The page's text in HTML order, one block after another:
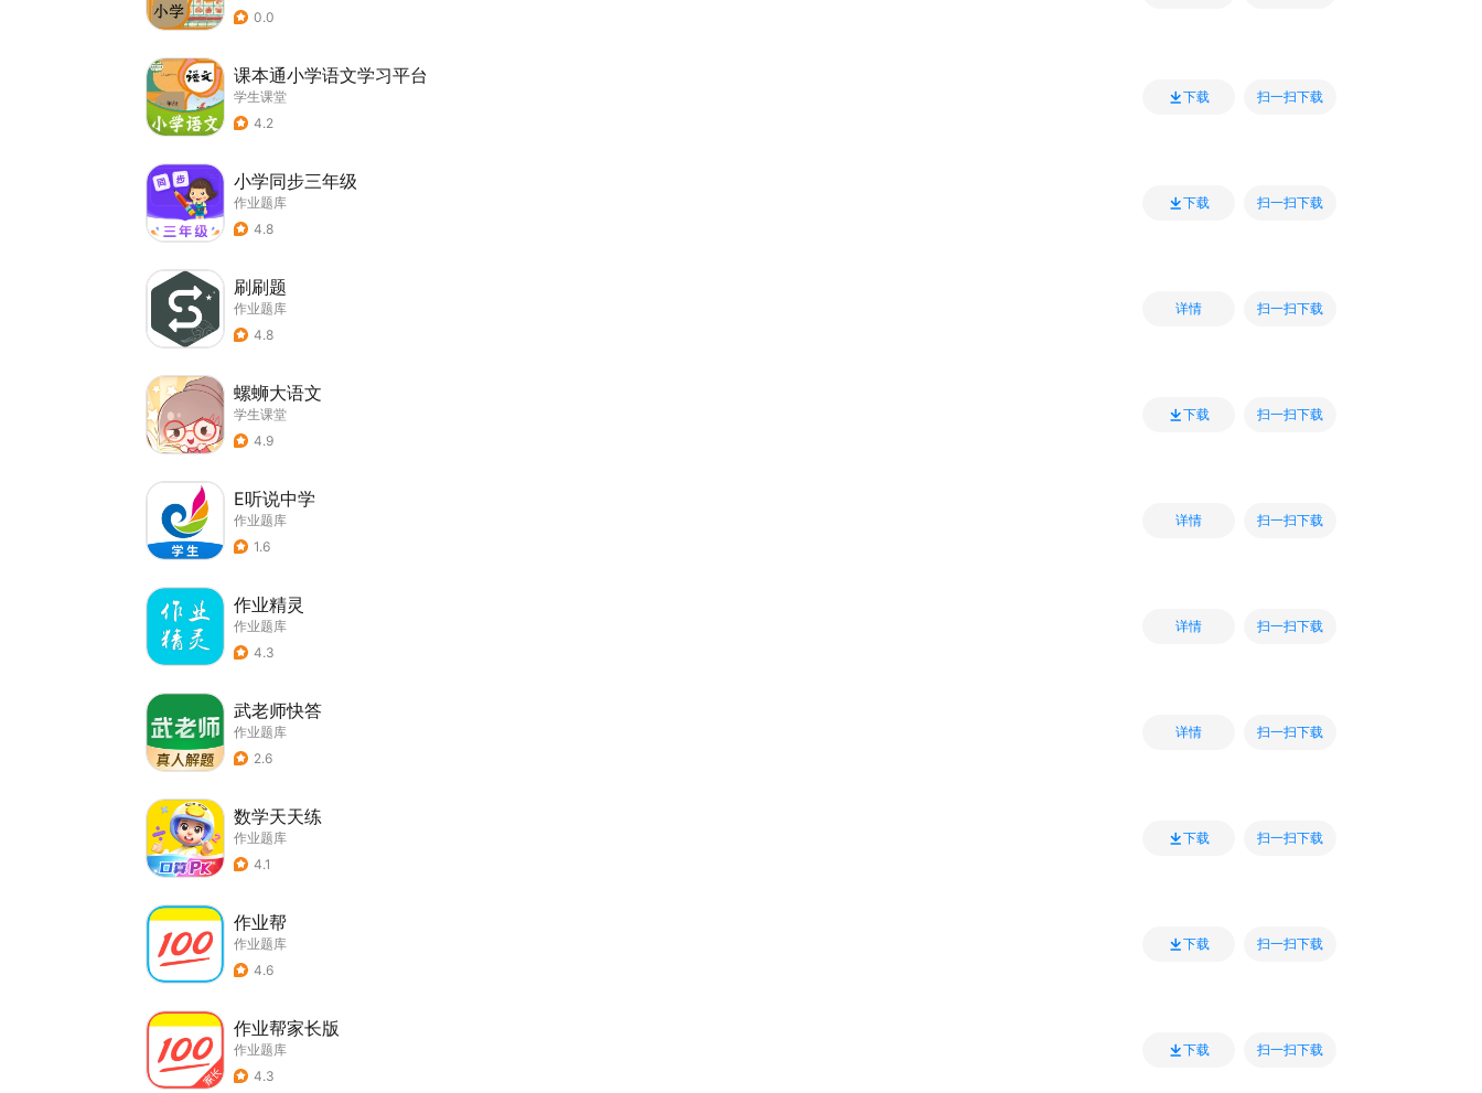
0.0
课本通小学语文学习平台
学生课堂
4.2
下载 扫一扫下载
小学同步三年级
作业题库
4.8
下载 扫一扫下载
刷刷题
作业题库
4.8
详情 扫一扫下载
螺蛳大语文
学生课堂
4.9
下载 扫一扫下载
E听说中学
作业题库
1.6
详情 扫一扫下载
作业精灵
作业题库
4.3
详情 扫一扫下载
武老师快答
作业题库
2.6
详情 扫一扫下载
数学天天练
作业题库
4.1
下载 扫一扫下载
作业帮
作业题库
4.6
下载 扫一扫下载
作业帮家长版
作业题库
4.3
下载 扫一扫下载